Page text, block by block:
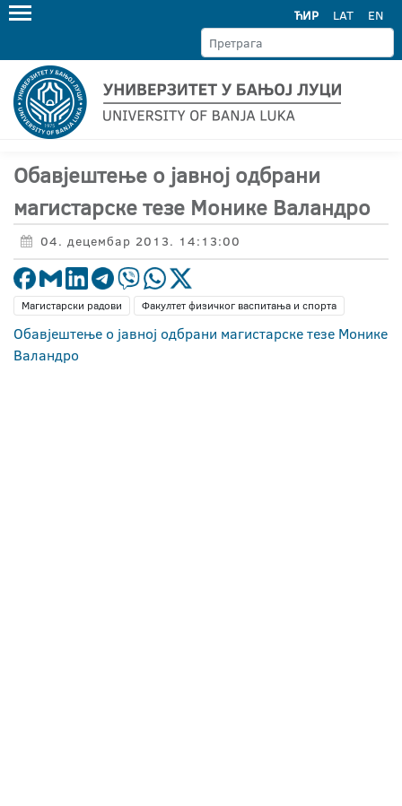
ЋИР LAT EN
Обавјештење о јавној одбрани
магистарске тезе Монике Валандро
04. децембар 2013. 14:13:00
Магистарски радови Факултет физичког васпитања и спорта
Обавјештење о јавној одбрани магистарске тезе Монике
Валандро